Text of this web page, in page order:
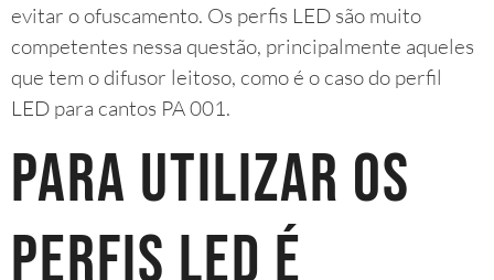
evitar o ofuscamento. Os perfis LED são muito
competentes nessa questão, principalmente aqueles
que tem o difusor leitoso, como é o caso do perfil
LED para cantos PA 001.
Para utilizar os
perfis LED é